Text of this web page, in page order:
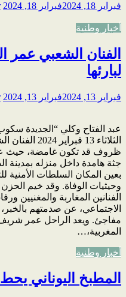
فبراير 18, 2024 فبراير 18, 2024
أخبار وطنية
الفنان الشعبي
لبارئها
فبراير 13, 2024 فبراير 13, 2024
عبد الفتاح وكلي “الجديدة
الثلاثاء 13
ظروف قد تكون غامضة، حيث
جثة هامدة داخل منزله بمدينة
بعين المكان السلطات
وحيثيات الوفاة. وقد خيم
الفنانين المغاربة والمغنيين
الاجتماعي، عن صدمتهم
مفاجئ. ويعد الراحل عمر شريف
المغربية،…
أخبار وطنية
المطبخ اليوناني